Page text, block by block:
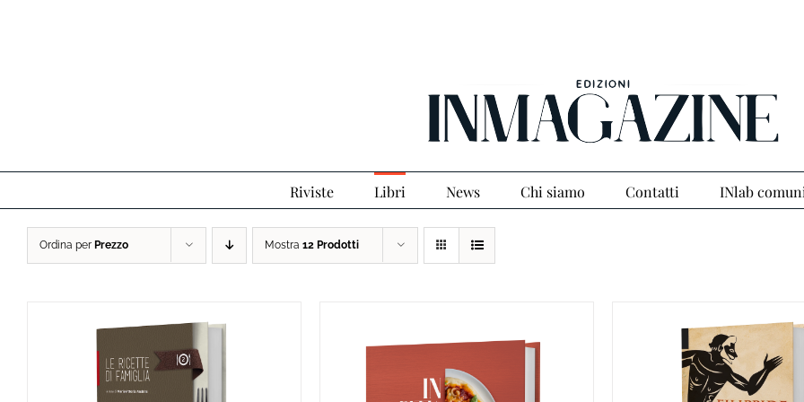
Riviste Libri News Chi siamo Contatti INlab
Ordina per Prezzo Mostra 12 Prodotti